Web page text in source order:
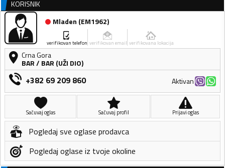
KORISNIK
Mladen (EM1962)
verifikovan telefon verifikovan email verifikovana lokacija
Crna Gora
BAR/ BAR (UŽI DIO)
+382 69 209 860 Aktivan
Sačuvaj oglas Sačuvaj profil Prijavi oglas
Pogledaj sve oglase prodavca
Pogledaj oglase iz tvoje okoline